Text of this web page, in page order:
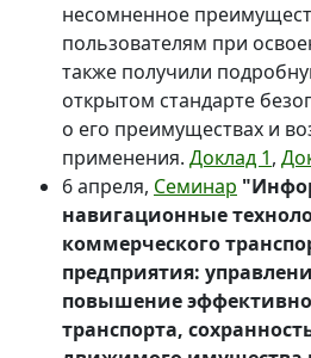
несомненное
пользователям при
также получили
открытом стандарте
о его преимуществах и
применения. Доклад 1,
6 апреля, Семинар
навигационные
коммерческого
предприятия:
повышение
транспорта,